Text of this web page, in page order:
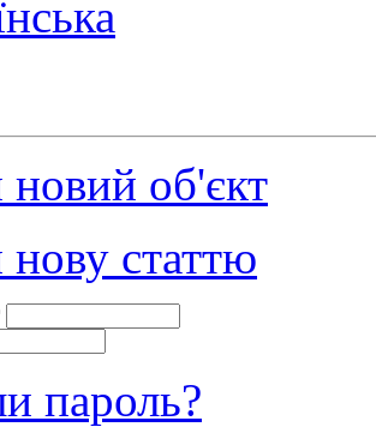
об'єкт
статтю
пароль?